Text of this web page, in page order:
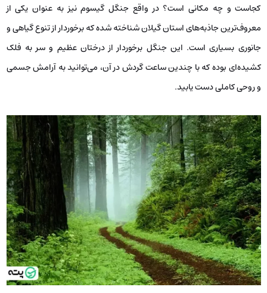
کجاست و چه مکانی است؟ در واقع جنگل گیسوم نیز به‌ عنوان یکی از
معروف‌ترین جاذبه‌های استان گیلان شناخته شده که برخوردار از تنوع گیاهی و
جانوری بسیاری است. این جنگل برخوردار از درختان عظیم و سر به فلک
کشیده‌ای بوده که با چندین ساعت گردش در آن، می‌توانید به آرامش جسمی
و روحی کاملی دست یابید.